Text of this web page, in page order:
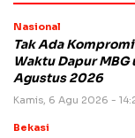
Nasional
Tak Ada
Waktu Dapur MBG
Agustus 2026
Kamis, 6 Agu 2026 -
Bekasi